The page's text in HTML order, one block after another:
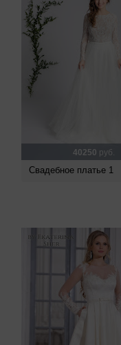
40250 руб.
Свадебное платье 1